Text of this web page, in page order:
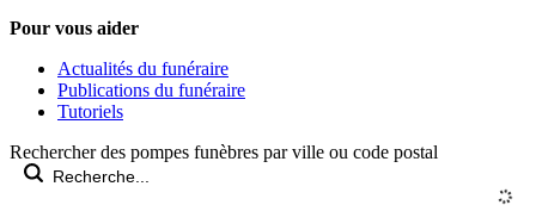
Pour vous aider
Actualités du funéraire
Publications du funéraire
Tutoriels
Rechercher des pompes funèbres par ville ou code postal